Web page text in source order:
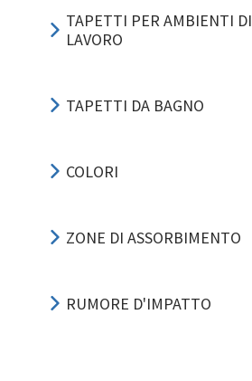
TAPETTI PER AMBIENTI DI
LAVORO
TAPETTI DA BAGNO
COLORI
ZONE DI ASSORBIMENTO
RUMORE D'IMPATTO